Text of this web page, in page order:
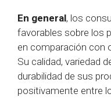
En general, los
favorables sobre los
en comparación con
Su calidad, variedad
durabilidad de sus
positivamente entre